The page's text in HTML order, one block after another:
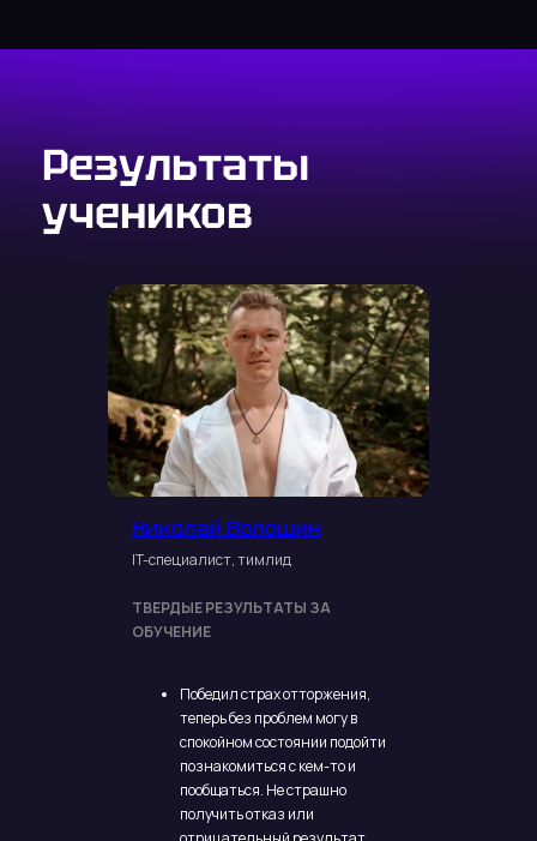
Николай Волошин
IT-специалист, тимлид
ТВЕРДЫЕ РЕЗУЛЬТАТЫ ЗА
ОБУЧЕНИЕ
Победил страх отторжения,
теперь без проблем могу в
спокойном состоянии подойти
познакомиться с кем-то и
пообщаться. Не страшно
получить отказ или
жизни?
разбор, после которой мы
сделаем тебе план улучшения
жизни
Пройти диагностику
клиенты из таких
компаний